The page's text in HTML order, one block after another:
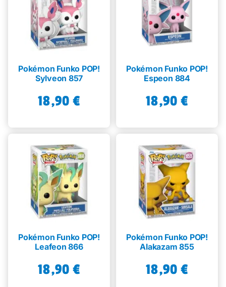
Pokémon Funko POP!
Sylveon 857
18,90 €
Pokémon Funko POP!
Espeon 884
18,90 €
Pokémon Funko POP!
Leafeon 866
18,90 €
Pokémon Funko POP!
Alakazam 855
18,90 €